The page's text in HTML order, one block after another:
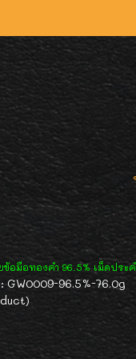
ข้อมือทองคำ 96.5% เม็ดปร
: GW0009-96.5%-76.0g